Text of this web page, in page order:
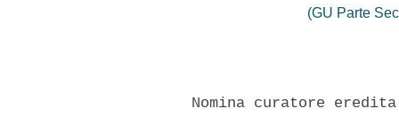
(GU Parte
Nomina curatore